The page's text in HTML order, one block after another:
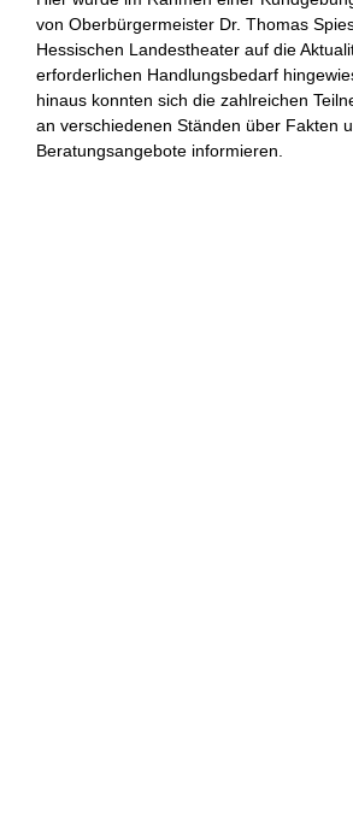
von Oberbürgermeister Dr. Thomas
Hessischen Landestheater auf die
erforderlichen Handlungsbedarf
hinaus konnten sich die zahlreichen
an verschiedenen Ständen über Fakten
Beratungsangebote informieren.